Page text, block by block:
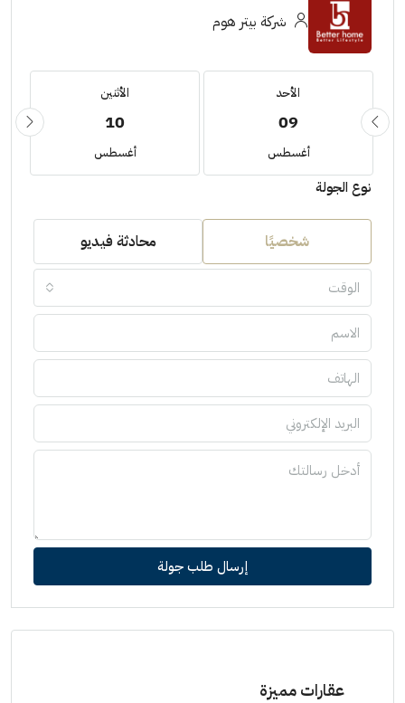
شركة بيتر هوم
الأحد
09
أغسطس
الأثنين
10
أغسطس
نوع الجولة
شخصيًا محادثة فيديو
الوقت
إرسال طلب جولة
عقارات مميزة